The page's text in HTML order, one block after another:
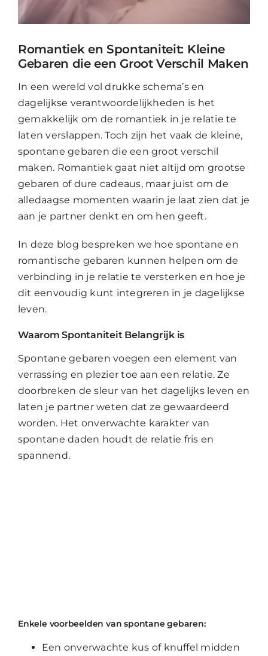
Mijn Account
Winkelwagen
Romantiek en Spontaniteit: Kleine
Gebaren die een Groot Verschil Maken
In een wereld vol drukke schema’s en
dagelijkse verantwoordelijkheden is het
gemakkelijk om de romantiek in je relatie te
laten verslappen. Toch zijn het vaak de kleine,
spontane gebaren die een groot verschil
maken. Romantiek gaat niet altijd om grootse
gebaren of dure cadeaus, maar juist om de
alledaagse momenten waarin je laat zien dat je
aan je partner denkt en om hen geeft.
In deze blog bespreken we hoe spontane en
romantische gebaren kunnen helpen om de
verbinding in je relatie te versterken en hoe je
dit eenvoudig kunt integreren in je dagelijkse
leven.
Waarom Spontaniteit Belangrijk is
Spontane gebaren voegen een element van
verrassing en plezier toe aan een relatie. Ze
doorbreken de sleur van het dagelijks leven en
laten je partner weten dat ze gewaardeerd
worden. Het onverwachte karakter van
spontane daden houdt de relatie fris en
spannend.
Enkele voorbeelden van spontane gebaren:
Een onverwachte kus of knuffel midden